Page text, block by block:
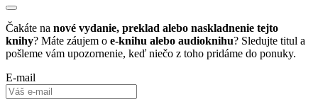
Čakáte na nové vydanie, preklad alebo naskladnenie tejto
knihy? Máte záujem o e-knihu alebo audioknihu? Sledujte titul a
pošleme vám upozornenie, keď niečo z toho pridáme do ponuky.
E-mail